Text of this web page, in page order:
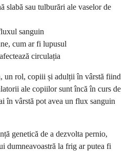
slabă sau tulburări ale vaselor de
sanguin
cum ar fi lupusul
circulația
un rol, copiii și adulții în vârstă fiind
ale copiilor sunt încă în curs de
în vârstă pot avea un flux sanguin
genetică de a dezvolta pernio,
dumneavoastră la frig ar putea fi